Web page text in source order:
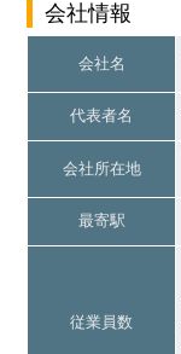
会社情報
会社名
代表者名
会社所在地
最寄駅
従業員数